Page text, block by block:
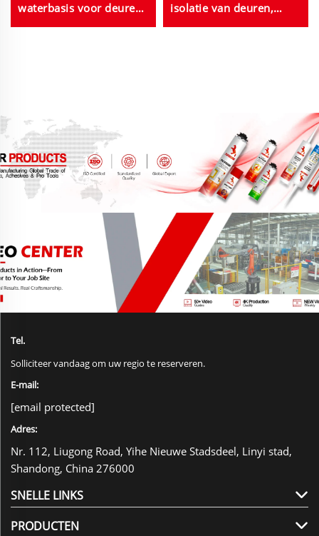
waterbasis voor deuren,
ramen en badkamers,
isolatie van deuren,
ramen, pijpen en
Tel.
Solliciteer vandaag om uw regio te reserveren.
E-mail:
[email protected]
Adres:
Nr. 112, Liugong Road, Yihe Nieuwe Stadsdeel, Linyi stad,
Shandong, China 276000
SNELLE LINKS
PRODUCTEN